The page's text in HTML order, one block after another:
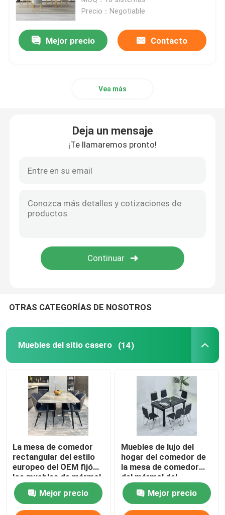
Gabinete del marco metálico TV
Precio：Negotiable
Mejor precio Contacto
Vea más
Deja un mensaje
¡Te llamaremos pronto!
OTRAS CATEGORÍAS DE NOSOTROS
Muebles del sitio casero (14)
La mesa de comedor
rectangular del estilo
europeo del OEM fijó
los muebles de mármol
del comedor
Mejor precio
Muebles de lujo del
hogar del comedor de
la mesa de comedor
del mármol del
acabado en negro y de
la sobremesa de las
sillas
Mejor precio